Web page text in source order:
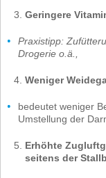
Geringere
Praxistipp:
Drogerie o.ä.,
Weniger
bedeutet weniger
Umstellung der
Erhöhte
seitens der